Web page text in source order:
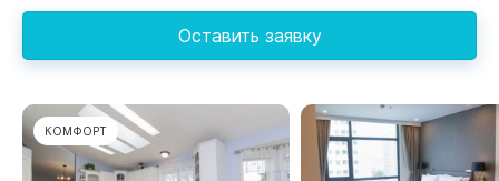
Оставить заявку
КОМФОРТ